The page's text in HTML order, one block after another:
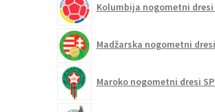
Kolumbija nogometni dresi
Madžarska nogometni dresi
Maroko nogometni dresi SP